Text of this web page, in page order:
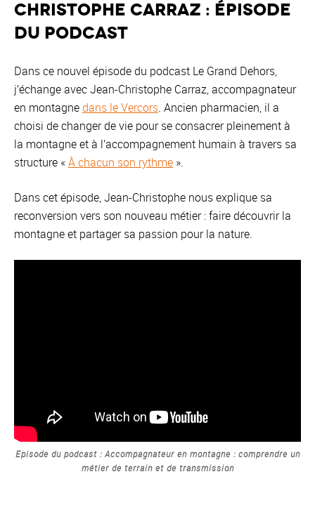
Christophe Carraz : épisode
du podcast
Dans ce nouvel épisode du podcast Le Grand Dehors,
j’échange avec Jean-Christophe Carraz, accompagnateur
en montagnedans le Vercors. Ancien pharmacien, il a
choisi de changer de vie pour se consacrer pleinement à
la montagne et à l’accompagnement humain à travers sa
structure «À chacun son rythme ».
Dans cet épisode, Jean-Christophe nous explique sa
reconversion vers son nouveau métier : faire découvrir la
montagne et partager sa passion pour la nature.
Episode du podcast : Accompagnateur en montagne : comprendre un
métier de terrain et de transmission